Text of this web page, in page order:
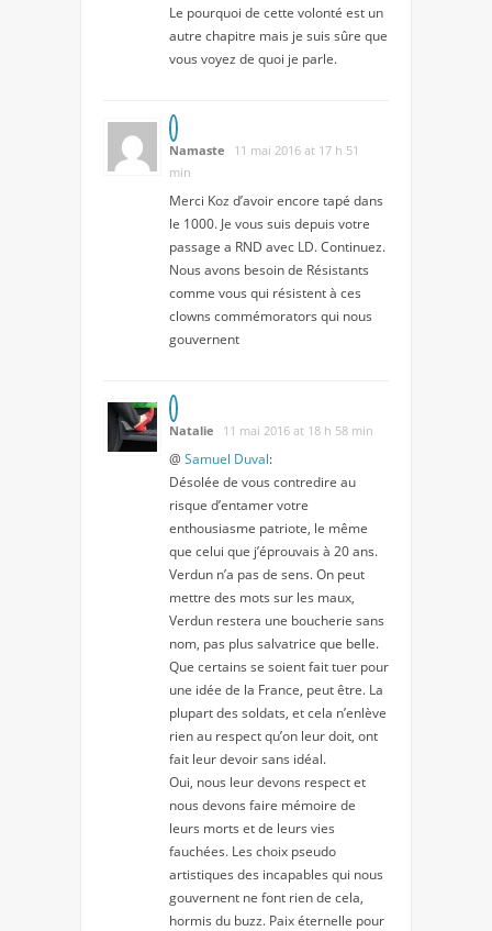
Le pourquoi de cette volonté est un
autre chapitre mais je suis sûre que
vous voyez de quoi je parle.
Namaste
11 mai 2016 at 17 h 51
min
Merci Koz d’avoir encore tapé dans
le 1000. Je vous suis depuis votre
passage a RND avec LD. Continuez.
Nous avons besoin de Résistants
comme vous qui résistent à ces
clowns commémorators qui nous
gouvernent
Natalie 11 mai 2016 at 18 h 58 min
@ Samuel Duval:
Désolée de vous contredire au
risque d’entamer votre
enthousiasme patriote, le même
que celui que j’éprouvais à 20 ans.
Verdun n’a pas de sens. On peut
mettre des mots sur les maux,
Verdun restera une boucherie sans
nom, pas plus salvatrice que belle.
Que certains se soient fait tuer pour
une idée de la France, peut être. La
plupart des soldats, et cela n’enlève
rien au respect qu’on leur doit, ont
fait leur devoir sans idéal.
Oui, nous leur devons respect et
nous devons faire mémoire de
leurs morts et de leurs vies
fauchées. Les choix pseudo
artistiques des incapables qui nous
gouvernent ne font rien de cela,
hormis du buzz. Paix éternelle pour